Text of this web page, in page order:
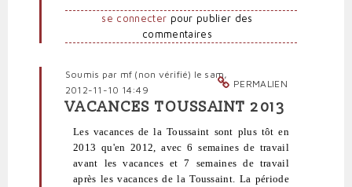
se connecter pour publier des
commentaires
PERMALIEN
Soumis par mf (non vérifié) le sam,
2012-11-10 14:49
En
réponse
Congés
par
VACANCES TOUSSAINT 2013
Les vacances de la Toussaint sont plus tôt en
2013 qu'en 2012, avec 6 semaines de travail
avant les vacances et 7 semaines de travail
après les vacances de la Toussaint. La période